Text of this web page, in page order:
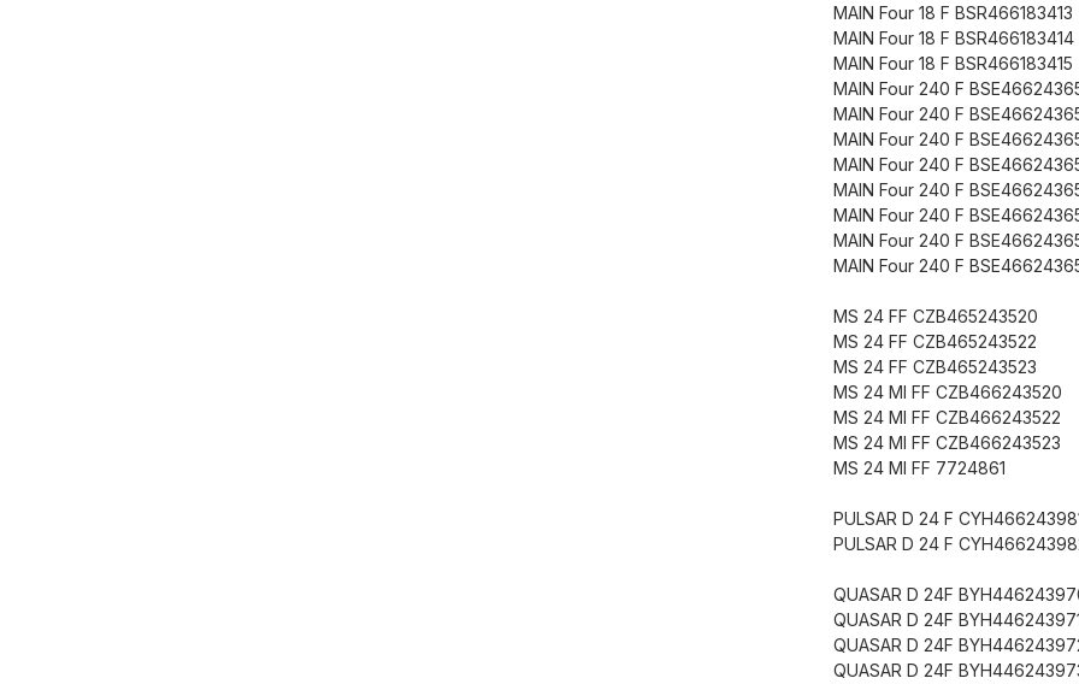
MAIN Four 18 F BSR466183413
MAIN Four 18 F BSR466183414
MAIN Four 18 F BSR466183415
MAIN Four 240 F
MAIN Four 240 F
MAIN Four 240 F
MAIN Four 240 F
MAIN Four 240 F
MAIN Four 240 F
MAIN Four 240 F
MAIN Four 240 F
MS 24 FF CZB465243520
MS 24 FF CZB465243522
MS 24 FF CZB465243523
MS 24 MI FF CZB466243520
MS 24 MI FF CZB466243522
MS 24 MI FF CZB466243523
MS 24 MI FF 7724861
PULSAR D 24 F
PULSAR D 24 F
QUASAR D 24F
QUASAR D 24F
QUASAR D 24F
QUASAR D 24F